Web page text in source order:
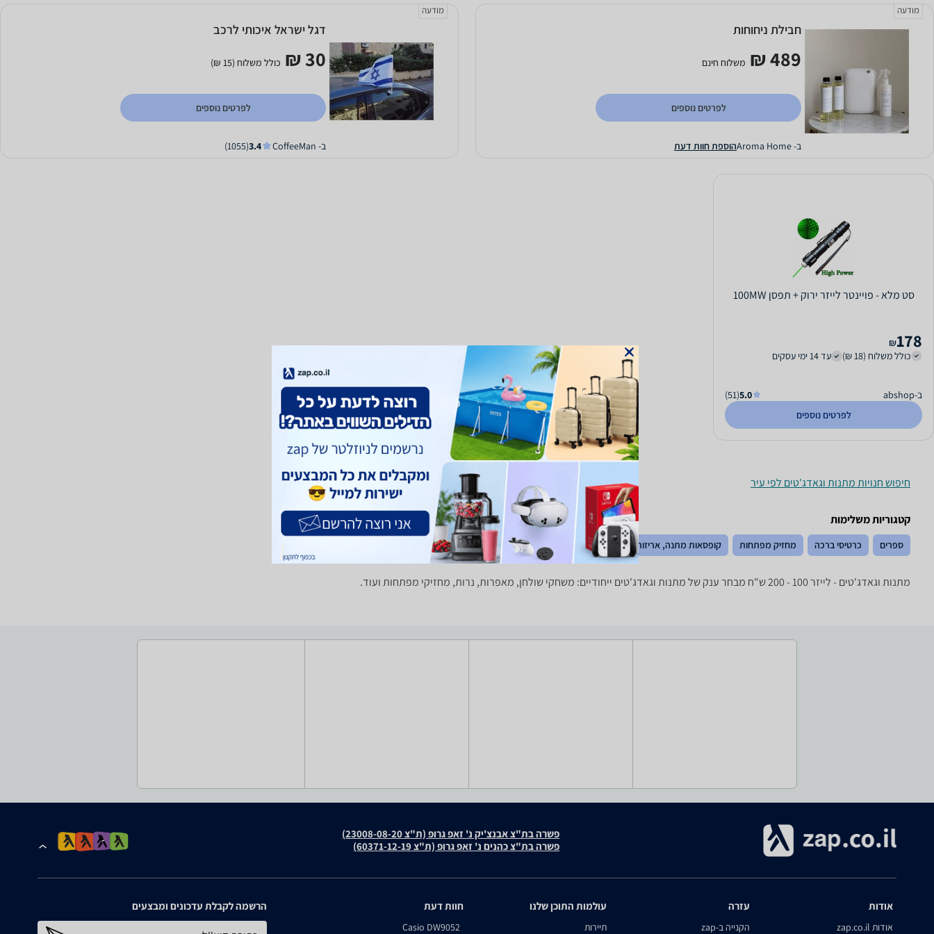
מודעה
חבילת ניחוחות
489 ₪ משלוח חינם
לפרטים נוספים
ב- Aroma Home הוספת חוות דעת
מודעה
דגל ישראל איכותי לרכב
30 ₪ כולל משלוח (15 ₪)
לפרטים נוספים
ב- CoffeeMan 3.4
(1055)
סט מלא - פויינטר לייזר ירוק + תפסן 100MW
178
₪
כולל משלוח (18 ₪)
עד 14 ימי עסקים
ב-abshop 5.0
(51)
לפרטים נוספים
חיפוש חנויות מתנות וגאדג'טים לפי עיר
קטגוריות משלימות
ספרים כרטיסי ברכה מחזיק מפתחות קופסאות מתנה, אריזות ועטיפות נרות
מתנות וגאדג'טים - ‏לייזר ‏100 - 200 ‏ש"ח מבחר ענק של מתנות וגאדג'טים ייחודיים: משחקי שולחן, מאפרות, נרות, מחזיקי מפתחות ועוד.
פשרה בת"צ אבנצ'יק נ' זאפ גרופ (ת"צ 23008-08-20)
פשרה בת"צ כהנים נ' זאפ גרופ (ת"צ 60371-12-19)
אודות
אודות zap.co.il
עזרה
הקנייה ב-zap
עולמות התוכן שלנו
תיירות
חוות דעת
Casio DW9052
הרשמה לקבלת עדכונים ומבצעים